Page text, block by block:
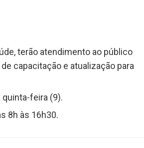
terão atendimento ao público
capacitação e atualização para
feira (9).
8h às 16h30.